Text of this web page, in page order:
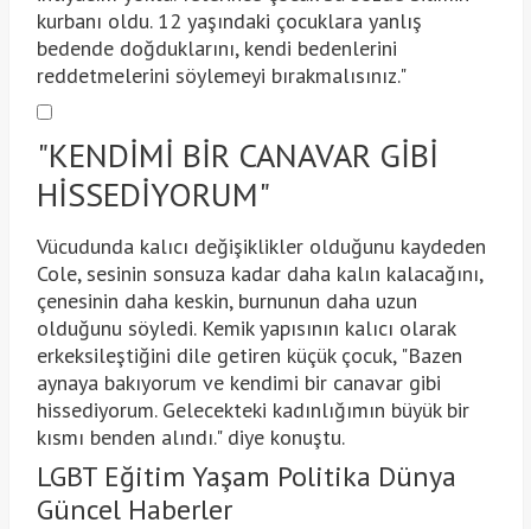
kurbanı oldu. 12 yaşındaki çocuklara yanlış
bedende doğduklarını, kendi bedenlerini
reddetmelerini söylemeyi bırakmalısınız."
"KENDİMİ BİR CANAVAR GİBİ
HİSSEDİYORUM"
Vücudunda kalıcı değişiklikler olduğunu kaydeden
Cole, sesinin sonsuza kadar daha kalın kalacağını,
çenesinin daha keskin, burnunun daha uzun
olduğunu söyledi. Kemik yapısının kalıcı olarak
erkeksileştiğini dile getiren küçük çocuk, "Bazen
aynaya bakıyorum ve kendimi bir canavar gibi
hissediyorum. Gelecekteki kadınlığımın büyük bir
kısmı benden alındı." diye konuştu.
LGBT Eğitim Yaşam Politika Dünya
Güncel Haberler